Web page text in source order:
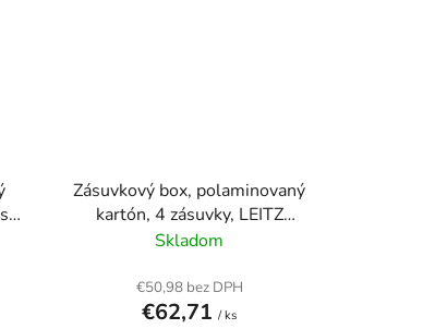
Zásuvkový box, polaminovaný
kartón, 4 zásuvky, LEITZ
"Click&Store", biela
Skladom
€50,98 bez DPH
€62,71/ ks